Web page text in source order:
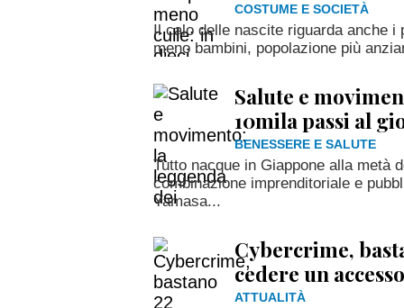
COSTUME E SOCIETÀ
Il calo delle nascite riguarda anche
meno bambini, popolazione più
Salute e
10mila passi al
BENESSERE E SALUTE
Tutto nacque in Giappone alla metà
combinazione imprenditoriale e
Yamasa...
Cybercrime,
cedere un
ATTUALITÀ